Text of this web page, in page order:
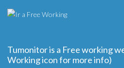
Tumonitor is a Free working
Working icon for more info)